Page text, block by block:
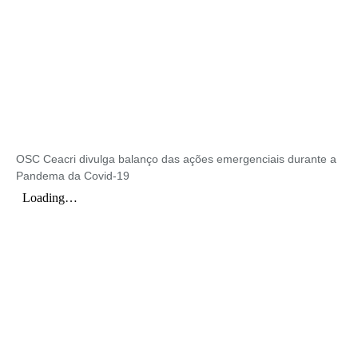
OSC Ceacri divulga balanço das ações emergenciais durante a
Pandema da Covid-19